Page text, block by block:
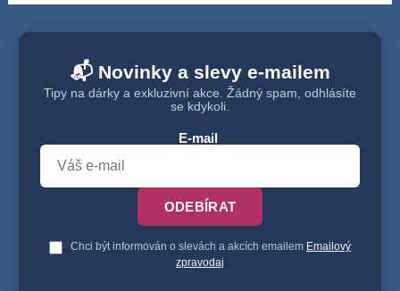
📬 Novinky a slevy e-mailem
Tipy na dárky a exkluzivní akce. Žádný spam, odhlásíte
se kdykoli.
E-mail
ODEBÍRAT
Chci být informován o slevách a akcích emailem Emailový
zpravodaj